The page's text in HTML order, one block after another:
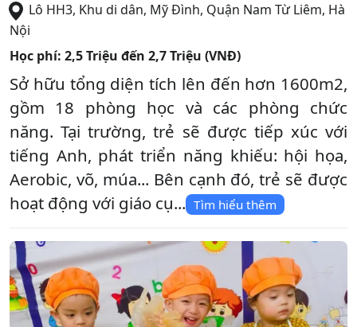
Lô HH3, Khu di dân, Mỹ Đình, Quận Nam Từ Liêm, Hà
Nội
Học phí: 2,5 Triệu đến 2,7 Triệu (VNĐ)
Sở hữu tổng diện tích lên đến hơn 1600m2,
gồm 18 phòng học và các phòng chức
năng. Tại trường, trẻ sẽ được tiếp xúc với
tiếng Anh, phát triển năng khiếu: hội họa,
Aerobic, võ, múa... Bên cạnh đó, trẻ sẽ được
hoạt động với giáo cụ... Tìm hiểu thêm